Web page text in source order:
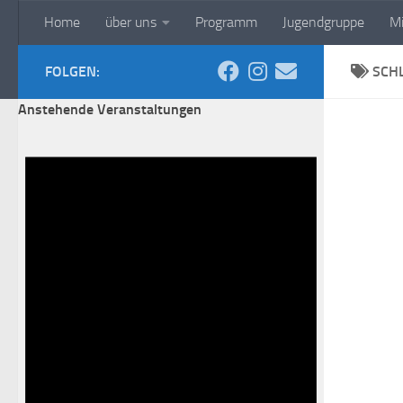
Zum Inhalt springen
Aquarienfreunde
Home über uns Programm Jugendgruppe
FOLGEN:
Anstehende Veranstaltungen